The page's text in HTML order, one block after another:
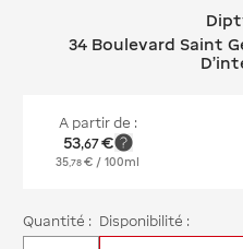
Diptyque 34
34 Boulevard Saint
A partir de :
53,67€
35 78 € / 100ml
Quantité : Disponibilité :